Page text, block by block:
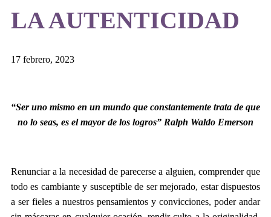
LA AUTENTICIDAD
17 febrero, 2023
“Ser uno mismo en un mundo que constantemente trata de que
no lo seas, es el mayor de los logros” Ralph Waldo Emerson
Renunciar a la necesidad de parecerse a alguien, comprender que
todo es cambiante y susceptible de ser mejorado, estar dispuestos
a ser fieles a nuestros pensamientos y convicciones, poder andar